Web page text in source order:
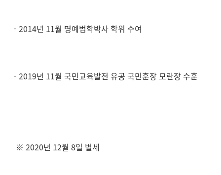
- 2014년 11월 명예법학박사 학위 수여
- 2019년 11월 국민교육발전 유공 국민훈장 모란장 수훈
※ 2020년 12월 8일 별세